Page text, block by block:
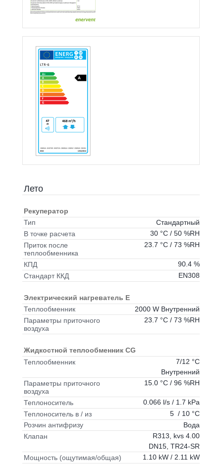
Лето
Рекуператор
Тип
Стандартный
В точке расчета
30 °C / 50 %RH
Приток после
теплообменника
23.7 °C / 73 %RH
КПД
90.4 %
Стандарт ККД
EN308
Электрический нагреватель E
Теплообменник
2000 W Внутренний
Параметры приточного
воздуха
23.7 °C / 73 %RH
Жидкостной теплообменник CG
Теплообменник
7/12 °C
Внутренний
Параметры приточного
воздуха
15.0 °C / 96 %RH
Теплоноситель
0.066 l/s / 1.7 kPa
Теплоноситель в / из
5 / 10 °C
Розчин антифризу
Вода
Клапан
R313, kvs 4.00
DN15, TR24-SR
Мощность (ощутимая/общая)
1.10 kW / 2.11 kW